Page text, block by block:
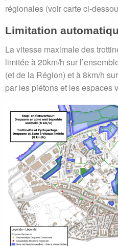
régionales (voir carte ci-
Limitation
La vitesse maximale des
limitée à 20km/h sur
(et de la Région) et à 8km/h
par les piétons et les espaces